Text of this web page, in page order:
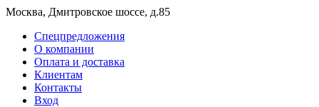
Москва, Дмитровское шоссе, д.85
Спецпредложения
О компании
Оплата и доставка
Клиентам
Контакты
Вход